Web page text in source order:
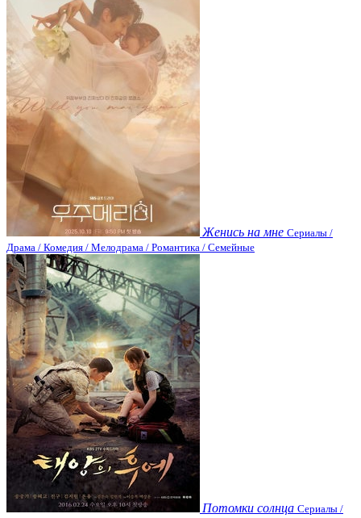
Женись на мне Сериалы /
Драма / Комедия / Мелодрама / Романтика / Семейные
Потомки солнца Сериалы /